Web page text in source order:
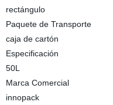
rectángulo
Paquete de Transporte
caja de cartón
Especificación
50L
Marca Comercial
innopack